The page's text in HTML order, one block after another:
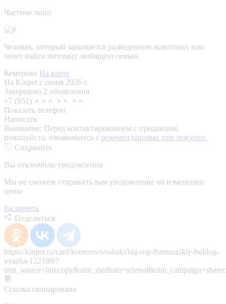
Частное лицо
Человек, который занимается разведением животных или
хочет найти питомцу любящую семью.
Кемерово На карте
На Kinpet c июня 2026 г.
Завершено 2 объявления
+7 (951) ⚬⚬⚬ ⚬⚬ ⚬⚬
Показать телефон
Написать
Внимание: Перед контактированием с продавцом,
пожалуйста, ознакомьтесь с рекомендациями при покупке.
Сохранить
Вы отключили уведомления
Мы не сможем отправить вам уведомление об изменении
цены
Включить
Поделиться
https://kinpet.ru/card/kemerovo/sobaki/big-rop-frantsuzskiy-buldog-
vyazka-122189/?
Ссылка скопирована